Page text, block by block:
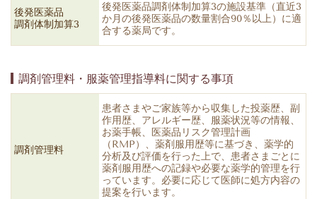
後発医薬品
調剤体制加算3
後発医薬品調剤体制加算3の施設基準（直近3
か月の後発医薬品の数量割合90％以上）に適
合する薬局です。
調剤管理料・服薬管理指導料に関する事項
調剤管理料
患者さまやご家族等から収集した投薬歴、副
作用歴、アレルギー歴、服薬状況等の情報、
お薬手帳、医薬品リスク管理計画
（RMP）、薬剤服用歴等に基づき、薬学的
分析及び評価を行った上で、患者さまごとに
薬剤服用歴への記録や必要な薬学的管理を行
っています。必要に応じて医師に処方内容の
提案を行います。